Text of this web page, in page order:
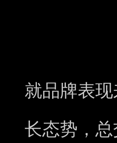
就品牌表
长态势，